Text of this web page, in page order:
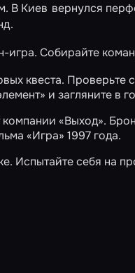
В Киев вернулся
игра. Собирайте
квеста. Проверьте
и загляните в
«Выход».
«Игра» 1997 года.
Испытайте себя на